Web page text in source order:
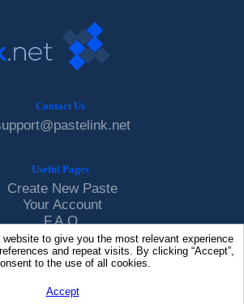
to give you the most relevant experience
and repeat visits. By clicking “Accept”,
to the use of all cookies.
Accept
Contact Us
Useful Pages
Create New Paste
Your Account
F.A.Q.
Recent
Contact